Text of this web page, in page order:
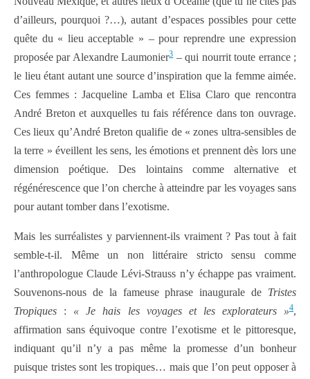
d’ailleurs, pourquoi ?…), autant d’espaces possibles pour cette
quête du « lieu acceptable » – pour reprendre une expression
proposée par Alexandre Laumonier3– qui nourrit toute errance ;
le lieu étant autant une source d’inspiration que la femme aimée.
Ces femmes : Jacqueline Lamba et Elisa Claro que rencontra
André Breton et auxquelles tu fais référence dans ton ouvrage.
Ces lieux qu’André Breton qualifie de « zones ultra-sensibles de
la terre » éveillent les sens, les émotions et prennent dès lors une
dimension poétique. Des lointains comme alternative et
régénérescence que l’on cherche à atteindre par les voyages sans
pour autant tomber dans l’exotisme.
Mais les surréalistes y parviennent-ils vraiment ? Pas tout à fait
semble-t-il. Même un non littéraire stricto sensu comme
l’anthropologue Claude Lévi-Strauss n’y échappe pas vraiment.
Souvenons-nous de la fameuse phrase inaugurale de Tristes
Tropiques : « Je hais les voyages et les explorateurs »4,
affirmation sans équivoque contre l’exotisme et le pittoresque,
indiquant qu’il n’y a pas même la promesse d’un bonheur
puisque tristes sont les tropiques… mais que l’on peut opposer à